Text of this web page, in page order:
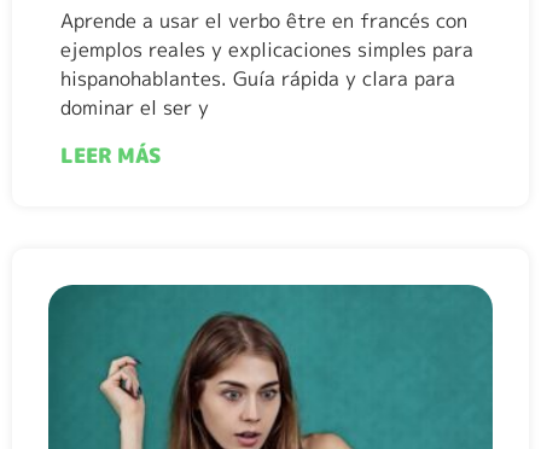
Aprende a usar el verbo être en francés con
ejemplos reales y explicaciones simples para
hispanohablantes. Guía rápida y clara para
dominar el ser y
LEER MÁS